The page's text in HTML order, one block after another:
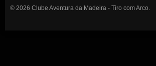
© 2026 Clube Aventura da Madeira - Tiro com Arco.